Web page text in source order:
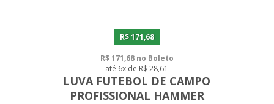
R$ 171,68
R$ 171,68 no Boleto
até 6x de R$ 28,61
LUVA FUTEBOL DE CAMPO
PROFISSIONAL HAMMER